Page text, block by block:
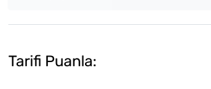
Tarifi Puanla: